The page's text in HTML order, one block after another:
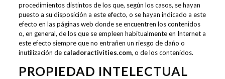
procedimientos distintos de los que, según los casos, se hayan
puesto a su disposición a este efecto, o se hayan indicado a este
efecto en las páginas web donde se encuentren los contenidos
o, en general, de los que se empleen habitualmente en Internet a
este efecto siempre que no entrañen un riesgo de daño o
inutilización de caladoractivities.com, o de los contenidos.
PROPIEDAD INTELECTUAL